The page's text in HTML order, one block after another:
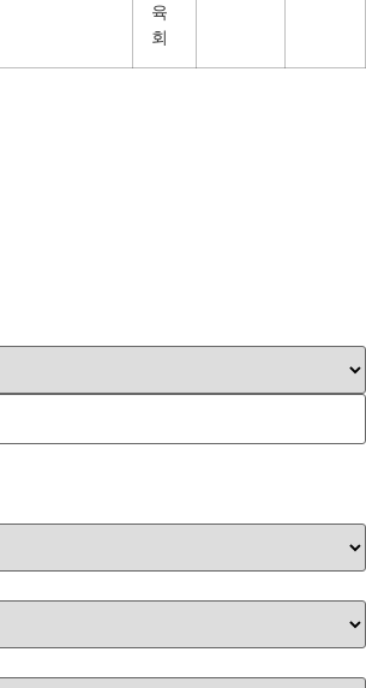
육
회